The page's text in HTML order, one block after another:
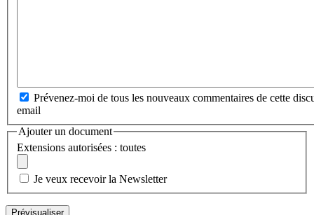
Prévenez-moi de tous les nouveaux commentaires de cette
email
Ajouter un document
Extensions autorisées : toutes
Je veux recevoir la Newsletter